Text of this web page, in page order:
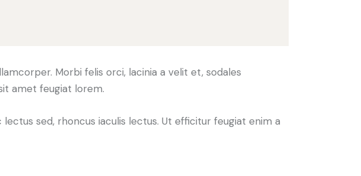
Morbi felis orci, lacinia a velit et, sodales
amet feugiat lorem.
sed, rhoncus iaculis lectus. Ut efficitur feugiat enim a